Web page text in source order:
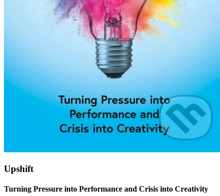
Upshift
Turning Pressure into Performance and Crisis into Creativity